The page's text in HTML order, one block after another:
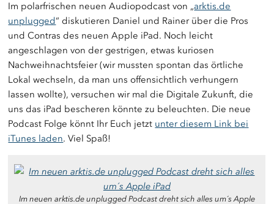
Im polarfrischen neuen Audiopodcast von „arktis.de
unplugged“ diskutieren Daniel und Rainer über die Pros
und Contras des neuen Apple iPad. Noch leicht
angeschlagen von der gestrigen, etwas kuriosen
Nachweihnachtsfeier (wir mussten spontan das örtliche
Lokal wechseln, da man uns offensichtlich verhungern
lassen wollte), versuchen wir mal die Digitale Zukunft, die
uns das iPad bescheren könnte zu beleuchten. Die neue
Podcast Folge könnt Ihr Euch jetzt unter diesem Link bei
iTunes laden. Viel Spaß!
Im neuen arktis.de unplugged Podcast dreht sich alles um´s Apple